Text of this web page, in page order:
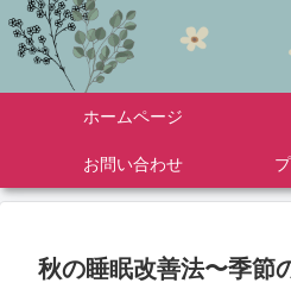
ホームページ
お問い合わせ
秋の睡眠改善法〜季節